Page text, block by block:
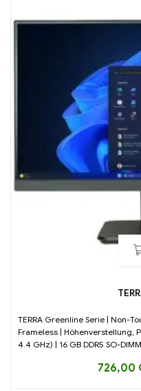
TERRA Greenline Serie | Non-
Frameless | Höhenverstellung,
4.4 GHz) | 16 GB DDR5 SO-
726,00